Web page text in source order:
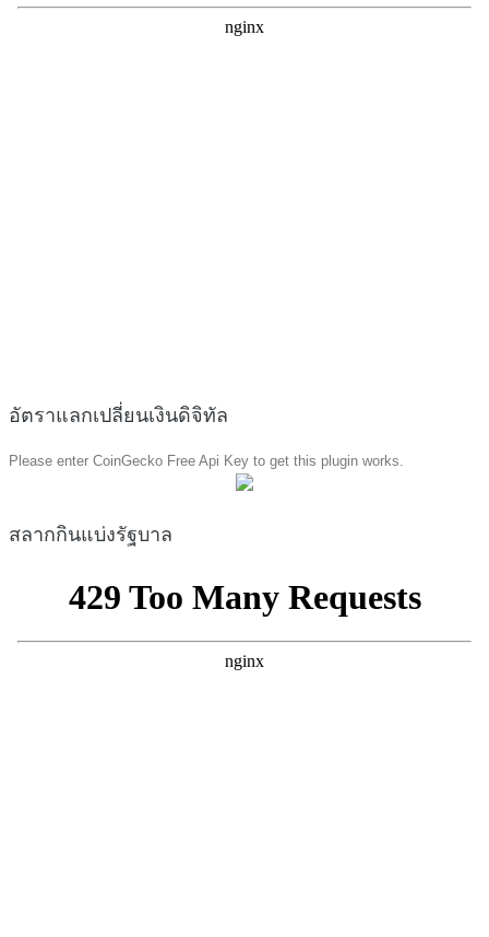
อัตราแลกเปลี่ยนเงินดิจิทัล
Please enter CoinGecko Free Api Key to get this plugin works.
สลากกินแบ่งรัฐบาล